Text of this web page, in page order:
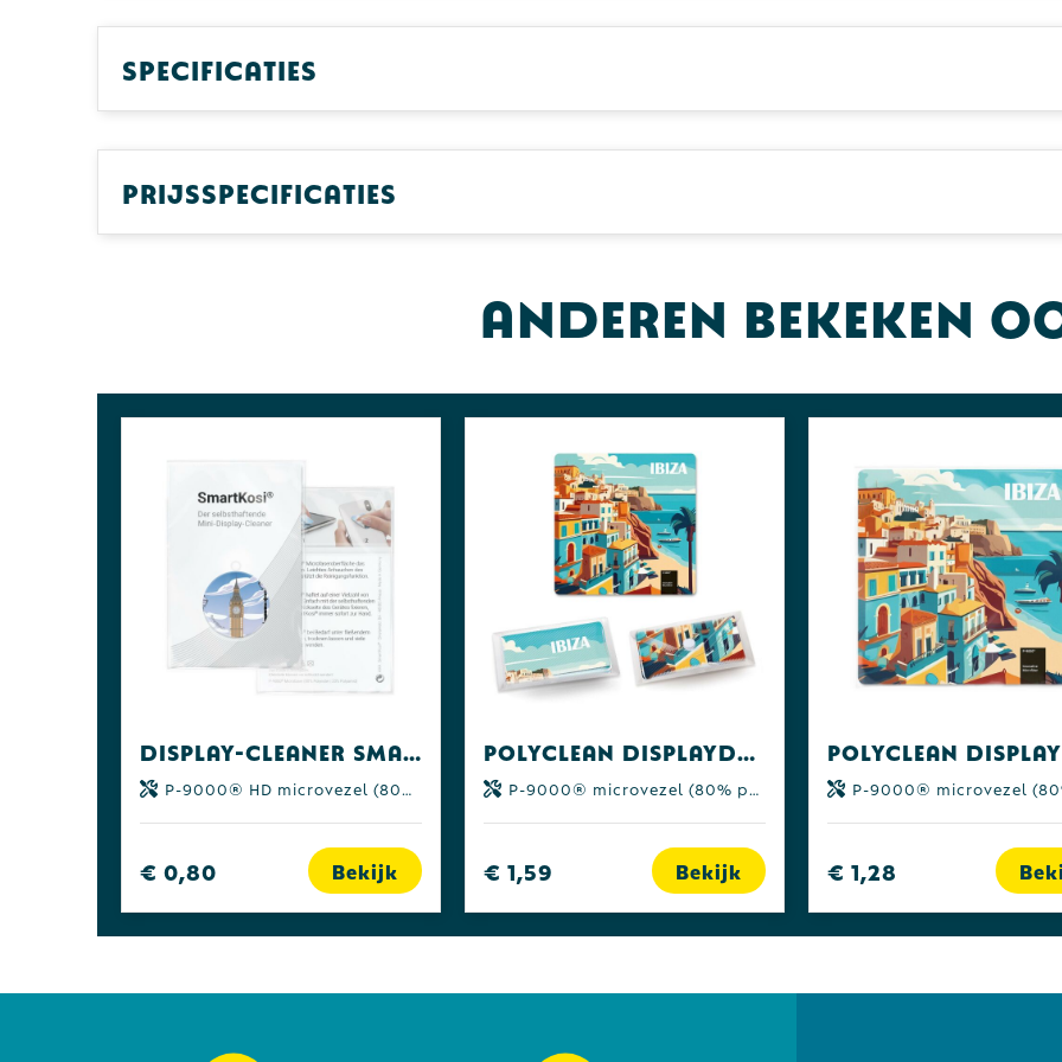
Specificaties
Prijsspecificaties
Anderen bekeken
Display-Cleaner SmartKosi®- 4 w. levertijd! all-inclusive-pakket
P-9000® HD microvezel (80% polyester | 20% polyamide)
€ 0,80 Bekijk
POLYCLEAN displaydoekje 15x15 cm in etui, all-inclusive-pakket
P-9000® microvezel (80% polyester | 20% polyamide)
€ 1,59 Bekijk
P-9000® microvezel (80% polyester | 20%
€ 1,28